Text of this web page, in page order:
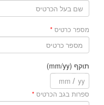
מספר כרטיס
תוקף (mm/yy)
/
ספרות בגב הכרטיס